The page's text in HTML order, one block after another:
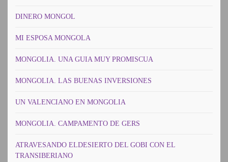
DINERO MONGOL
MI ESPOSA MONGOLA
MONGOLIA. UNA GUIA MUY PROMISCUA
MONGOLIA. LAS BUENAS INVERSIONES
UN VALENCIANO EN MONGOLIA
MONGOLIA. CAMPAMENTO DE GERS
ATRAVESANDO ELDESIERTO DEL GOBI CON EL
TRANSIBERIANO